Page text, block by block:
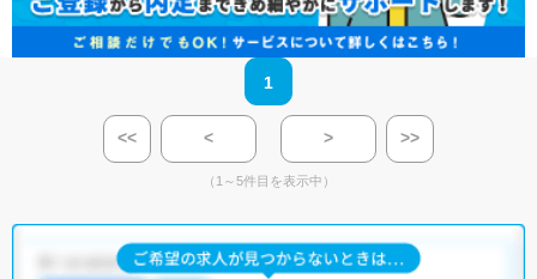
1
<< < > >>
（1～5件目を表示中）